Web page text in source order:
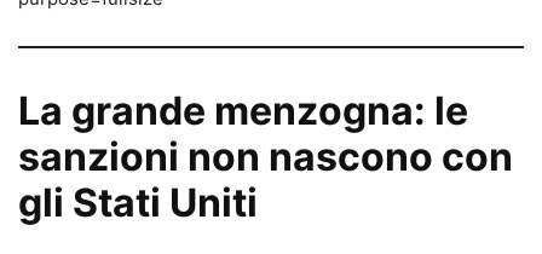
La grande menzogna: le
sanzioni non nascono con
gli Stati Uniti